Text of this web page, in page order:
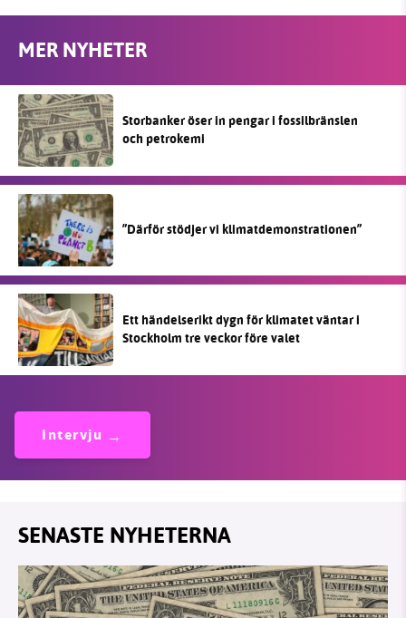
MER NYHETER
Storbanker öser in pengar i fossilbränslen
och petrokemi
”Därför stödjer vi klimatdemonstrationen”
Ett händelserikt dygn för klimatet väntar i
Stockholm tre veckor före valet
Intervju
SENASTE NYHETERNA